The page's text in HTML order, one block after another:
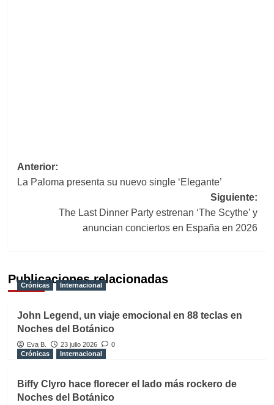
Navegación
de
entradas
Anterior:
La Paloma presenta su nuevo single ‘Elegante’
Siguiente:
The Last Dinner Party estrenan ‘The Scythe’ y
anuncian conciertos en España en 2026
Publicaciones relacionadas
Crónicas Internacional
John Legend, un viaje emocional en 88 teclas en
Noches del Botánico
Eva B. 23 julio 2026
0
Crónicas
Internacional
Biffy Clyro hace florecer el lado más rockero de
Noches del Botánico